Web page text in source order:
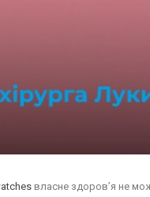
власне здоров’я не